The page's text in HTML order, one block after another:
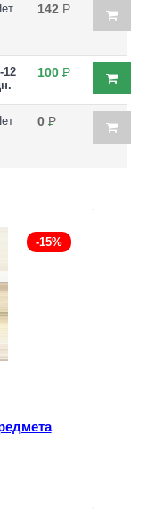
142 Р
12
100 Р
0 Р
-15%